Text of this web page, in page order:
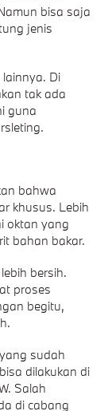
bisa saja
jenis
Di
tak ada
guna
bahwa
khusus. Lebih
oktan yang
bahan bakar.
bersih.
proses
begitu,
sudah
dilakukan di
Salah
di cabang